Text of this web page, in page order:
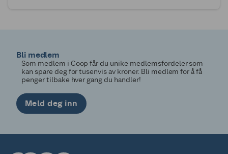
Bli medlem
Som medlem i Coop får du unike medlemsfordeler som
kan spare deg for tusenvis av kroner. Bli medlem for å få
penger tilbake hver gang du handler!
Meld deg inn